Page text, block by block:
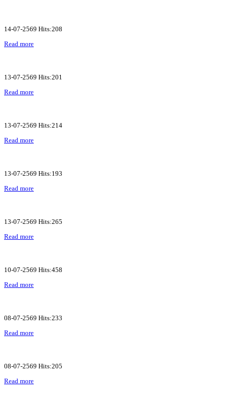
14-07-2569 Hits:208
Read more
13-07-2569 Hits:201
Read more
13-07-2569 Hits:214
Read more
13-07-2569 Hits:193
Read more
13-07-2569 Hits:265
Read more
10-07-2569 Hits:458
Read more
08-07-2569 Hits:233
Read more
08-07-2569 Hits:205
Read more